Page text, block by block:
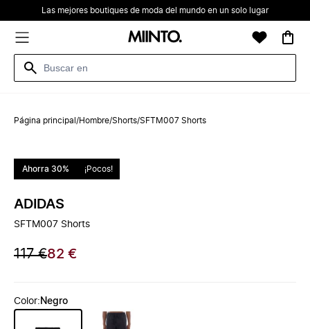
Las mejores boutiques de moda del mundo en un solo lugar
Página principal /Hombre/Shorts/SFTM007 Shorts
Ahorra 30% ¡Pocos!
ADIDAS
SFTM007 Shorts
117 €82 €
Color: Negro